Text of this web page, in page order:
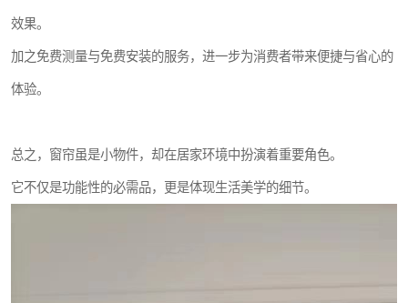
效果。
加之免费测量与免费安装的服务，进一步为消费者带来便捷与省心的
体验。
总之，窗帘虽是小物件，却在居家环境中扮演着重要角色。
它不仅是功能性的必需品，更是体现生活美学的细节。